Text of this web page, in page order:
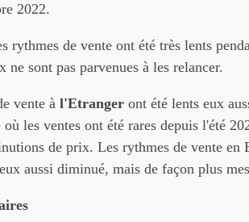
2022.
rythmes de vente ont été très lents
ne sont pas parvenues à les relancer.
vente à l'Etranger ont été lents eux
les ventes ont été rares depuis l'été
de prix. Les rythmes de vente en
aussi diminué, mais de façon plus